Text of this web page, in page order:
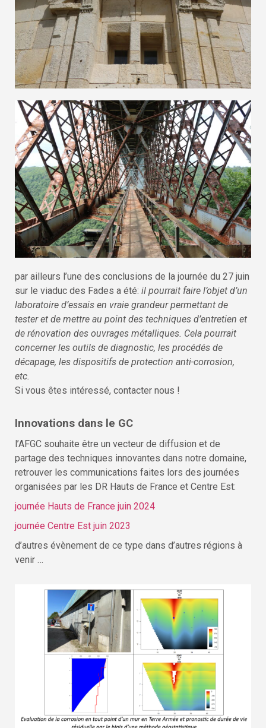
par ailleurs l’une des conclusions de la journée du 27 juin
sur le viaduc des Fades a été: il pourrait faire l’objet d’un
laboratoire d’essais en vraie grandeur permettant de
tester et de mettre au point des techniques d’entretien et
de rénovation des ouvrages métalliques. Cela pourrait
concerner les outils de diagnostic, les procédés de
décapage, les dispositifs de protection anti-corrosion,
etc.
Si vous êtes intéressé, contacter nous !
Innovations dans le GC
l’AFGC souhaite être un vecteur de diffusion et de
partage des techniques innovantes dans notre domaine,
retrouver les communications faites lors des journées
organisées par les DR Hauts de France et Centre Est:
journée Hauts de France juin 2024
journée Centre Est juin 2023
d’autres évènement de ce type dans d’autres régions à
venir …